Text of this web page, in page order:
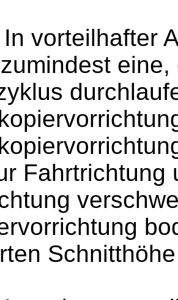
In vorteilhafter
Fahrtrichtung